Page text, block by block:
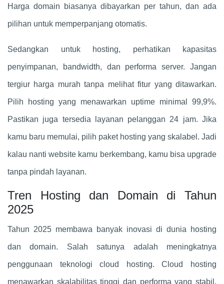
Harga domain biasanya dibayarkan per tahun, dan ada
pilihan untuk memperpanjang otomatis.
Sedangkan untuk hosting, perhatikan kapasitas
penyimpanan, bandwidth, dan performa server. Jangan
tergiur harga murah tanpa melihat fitur yang ditawarkan.
Pilih hosting yang menawarkan uptime minimal 99,9%.
Pastikan juga tersedia layanan pelanggan 24 jam. Jika
kamu baru memulai, pilih paket hosting yang skalabel. Jadi
kalau nanti website kamu berkembang, kamu bisa upgrade
tanpa pindah layanan.
Tren Hosting dan Domain di Tahun
2025
Tahun 2025 membawa banyak inovasi di dunia hosting
dan domain. Salah satunya adalah meningkatnya
penggunaan teknologi cloud hosting. Cloud hosting
menawarkan skalabilitas tinggi dan performa yang stabil.